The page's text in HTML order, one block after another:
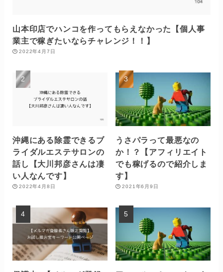
山本印店でハンコを作ってもらえなかった【個人事
業主で稼ぎたいならチャレンジ！！】
2022年4月7日
沖縄にある除霊できるブ
ライダルエステサロンの
話し【大川邦彦さんは凄
い人なんです】
2022年4月8日
うさパラって最悪なの
か！？【アフィリエイト
でも稼げるので紹介しま
す】
2021年6月9日